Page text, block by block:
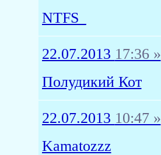
NTFS_
22.07.2013 17:36 »
Полудикий Кот
22.07.2013 10:47 »
Kamatozzz